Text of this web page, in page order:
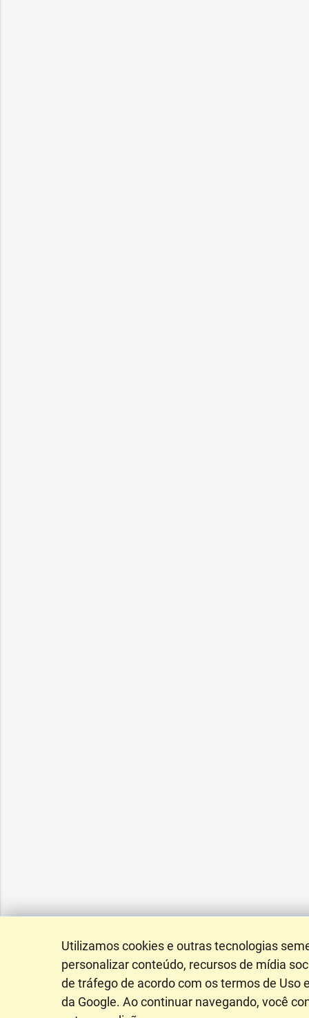
Utilizamos cookies e outras tecnologias
personalizar conteúdo, recursos de mídia
de tráfego de acordo com os termos de Uso
da Google. Ao continuar navegando, você